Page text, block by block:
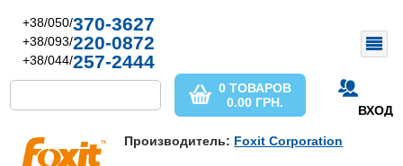
+38/050/370-3627
+38/093/220-0872
+38/044/257-2444
ВХОД
0 ТОВАРОВ
0.00 ГРН.
Производитель: Foxit Corporation